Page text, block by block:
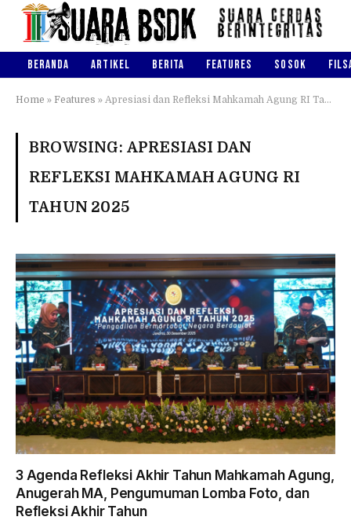
BERANDA ARTIKEL BERITA FEATURES SOSOK
Home » Features » Apresiasi dan Refleksi Mahkamah Agung RI Tahun 2025
BROWSING: APRESIASI DAN
REFLEKSI MAHKAMAH AGUNG RI
TAHUN 2025
3 Agenda Refleksi Akhir Tahun Mahkamah Agung,
Anugerah MA, Pengumuman Lomba Foto, dan
Refleksi Akhir Tahun